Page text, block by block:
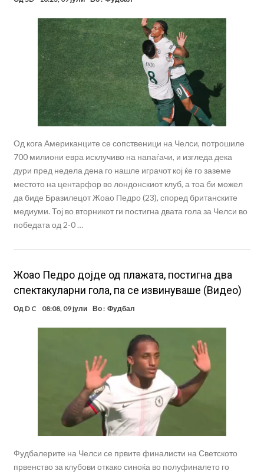
Од кога Американците се сопственици на Челси, потрошиле
700 милиони евра исклучиво на напаѓачи, и изгледа дека
дури пред недела дена го нашле играчот кој ќе го заземе
местото на центарфор во лондонскиот клуб, а тоа би можел
да биде Бразилецот Жоао Педро (23), според британските
медиуми. Тој во вторникот ги постигна двата гола за Челси во
победата од 2-0 …
Жоао Педро дојде од плажата, постигна два
спектакуларни гола, па се извинуваше (Видео)
Од D C 08:08, 09 јули Во : Фудбал
Фудбалерите на Челси се првите финалисти на Светското
првенство за клубови откако синоќа во полуфиналето го